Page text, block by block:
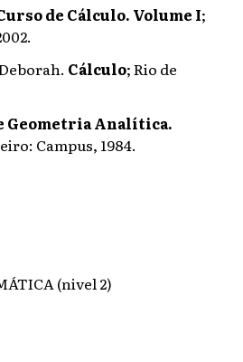
de Cálculo. Volume I;
Cálculo;Rio de
Geometria Analítica.
Campus, 1984.
(nivel 2)